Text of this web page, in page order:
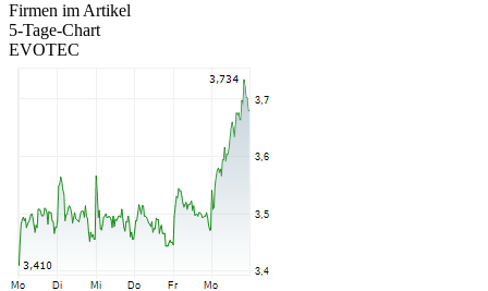
Firmen im Artikel
5-Tage-Chart
EVOTEC